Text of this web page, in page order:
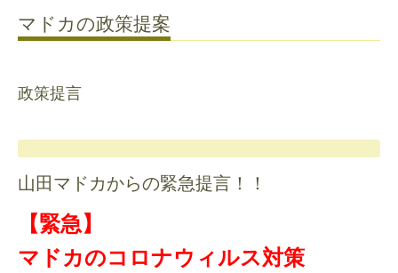
マドカの政策提案
政策提言
山田マドカからの緊急提言！！
【緊急】
マドカのコロナウィルス対策